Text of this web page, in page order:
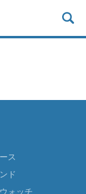
ス
ド
ォッチ